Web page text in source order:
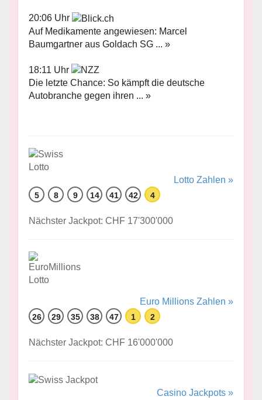
20:06 Uhr
Auf Medikamente angewiesen: Marcel
Baumgartner aus Goldach SG ... »
18:11 Uhr
Die letzte Chance: So kämpft die deutsche
Autobranche gegen ihren ... »
Lotto Zahlen »
5 8 9 14 41 42 4
Nächster Jackpot: CHF 17'300'000
Euro Millions Zahlen »
26 29 35 38 47 1 2
Nächster Jackpot: CHF 16'000'000
Casino Jackpots »